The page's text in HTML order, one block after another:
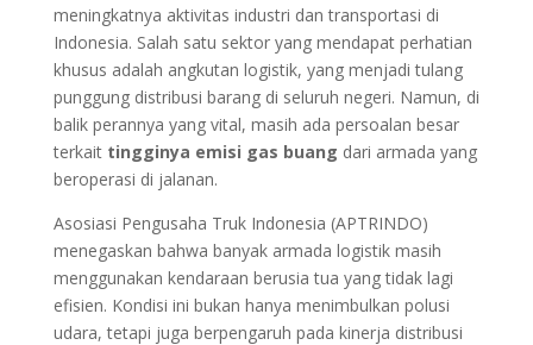
meningkatnya aktivitas industri dan transportasi di
Indonesia. Salah satu sektor yang mendapat perhatian
khusus adalah angkutan logistik, yang menjadi tulang
punggung distribusi barang di seluruh negeri. Namun, di
balik perannya yang vital, masih ada persoalan besar
terkait tingginya emisi gas buang dari armada yang
beroperasi di jalanan.
Asosiasi Pengusaha Truk Indonesia (APTRINDO)
menegaskan bahwa banyak armada logistik masih
menggunakan kendaraan berusia tua yang tidak lagi
efisien. Kondisi ini bukan hanya menimbulkan polusi
udara, tetapi juga berpengaruh pada kinerja distribusi